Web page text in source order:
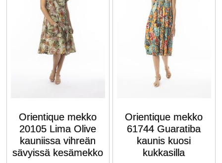
Orientique mekko
20105 Lima Olive
kauniissa vihreän
sävyissä kesämekko
Orientique mekko
61744 Guaratiba
kaunis kuosi
kukkasilla